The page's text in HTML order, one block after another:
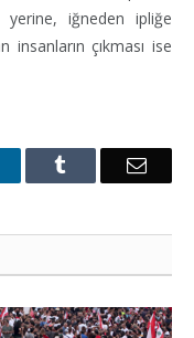
yerine, iğneden ipliğe
insanların çıkması ise
Email